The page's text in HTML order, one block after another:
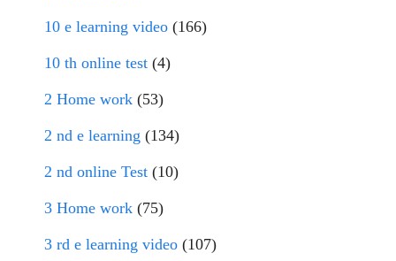
10 e learning video (166)
10 th online test (4)
2 Home work (53)
2 nd e learning (134)
2 nd online Test (10)
3 Home work (75)
3 rd e learning video (107)